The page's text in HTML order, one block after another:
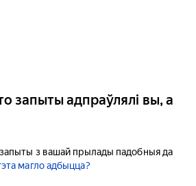
запыты адпраўлялі вы, а
з вашай прылады падобныя да
магло адбыцца?